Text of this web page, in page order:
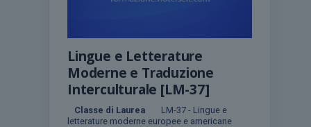
Lingue e Letterature
Moderne e Traduzione
Interculturale [LM-37]
Classe di Laurea
LM-37 - Lingue e
letterature moderne europee e americane